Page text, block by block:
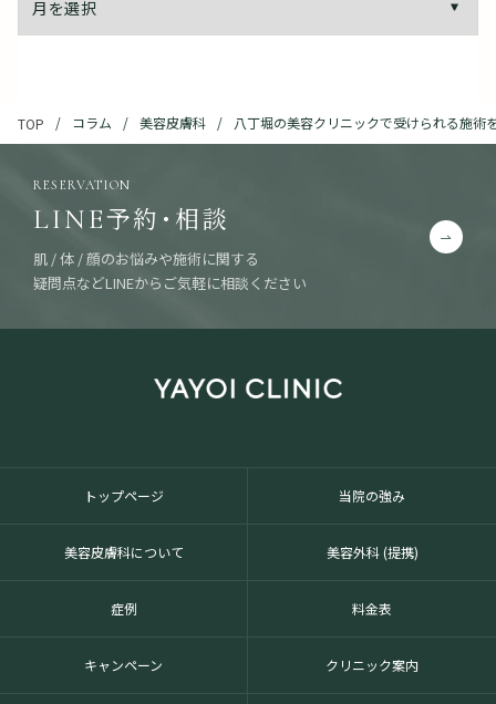
TOP コラム 美容皮膚科 八丁堀の美容クリニックで受けられる施術
LINE予約・相談
RESERVATION
肌 / 体 / 顔のお悩みや施術に関する
疑問点などLINEからご気軽に相談ください
トップページ 当院の強み
美容皮膚科について 美容外科 (提携)
症例 料金表
キャンペーン クリニック案内